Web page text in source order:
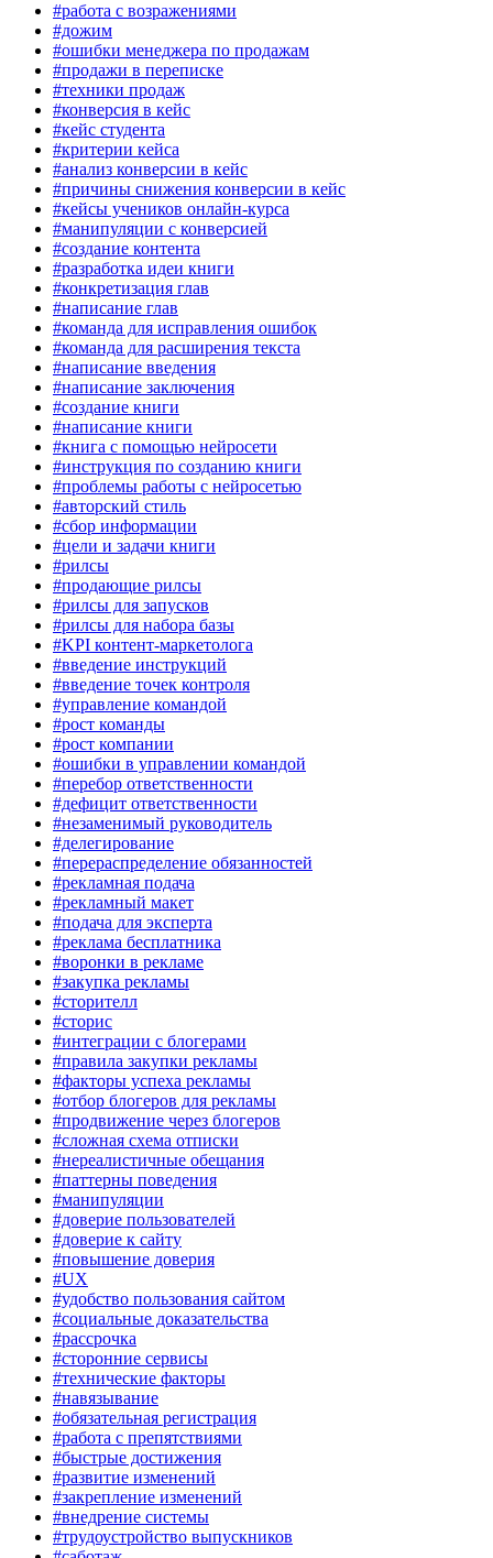
#работа с возражениями
#дожим
#ошибки менеджера по продажам
#продажи в переписке
#техники продаж
#конверсия в кейс
#кейс студента
#критерии кейса
#анализ конверсии в кейс
#причины снижения конверсии в кейс
#кейсы учеников онлайн-курса
#манипуляции с конверсией
#создание контента
#разработка идеи книги
#конкретизация глав
#написание глав
#команда для исправления ошибок
#команда для расширения текста
#написание введения
#написание заключения
#создание книги
#написание книги
#книга с помощью нейросети
#инструкция по созданию книги
#проблемы работы с нейросетью
#авторский стиль
#сбор информации
#цели и задачи книги
#рилсы
#продающие рилсы
#рилсы для запусков
#рилсы для набора базы
#KPI контент-маркетолога
#введение инструкций
#введение точек контроля
#управление командой
#рост команды
#рост компании
#ошибки в управлении командой
#перебор ответственности
#дефицит ответственности
#незаменимый руководитель
#делегирование
#перераспределение обязанностей
#рекламная подача
#рекламный макет
#подача для эксперта
#реклама бесплатника
#воронки в рекламе
#закупка рекламы
#сторителл
#сторис
#интеграции с блогерами
#правила закупки рекламы
#факторы успеха рекламы
#отбор блогеров для рекламы
#продвижение через блогеров
#сложная схема отписки
#нереалистичные обещания
#паттерны поведения
#манипуляции
#доверие пользователей
#доверие к сайту
#повышение доверия
#UX
#удобство пользования сайтом
#социальные доказательства
#рассрочка
#сторонние сервисы
#технические факторы
#навязывание
#обязательная регистрация
#работа с препятствиями
#быстрые достижения
#развитие изменений
#закрепление изменений
#внедрение системы
#трудоустройство выпускников